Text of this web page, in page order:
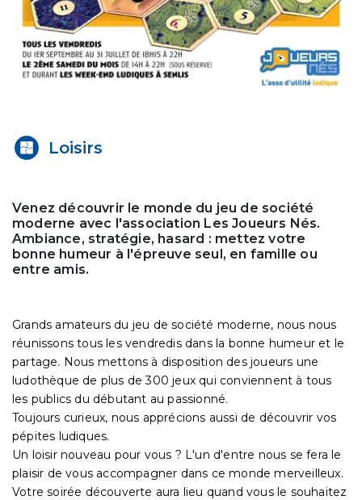
Loisirs
Venez découvrir le monde du jeu de société
moderne avec l'association Les Joueurs Nés.
Ambiance, stratégie, hasard : mettez votre
bonne humeur à l'épreuve seul, en famille ou
entre amis.
Grands amateurs du jeu de société moderne, nous nous
réunissons tous les vendredis dans la bonne humeur et le
partage. Nous mettons à disposition des joueurs une
ludothèque de plus de 300 jeux qui conviennent à tous
les publics du débutant au passionné.
Toujours curieux, nous apprécions aussi de découvrir vos
pépites ludiques.
Un loisir nouveau pour vous ? L'un d'entre nous se fera le
plaisir de vous accompagner dans ce monde merveilleux.
Votre soirée découverte aura lieu quand vous le souhaitez